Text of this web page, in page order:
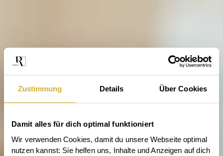
Zustimmung Details Über Cookies
Damit alles für dich optimal funktioniert
Wir verwenden Cookies, damit du unsere Webseite optimal
nutzen kannst: Sie helfen uns, Inhalte und Anzeigen auf dich